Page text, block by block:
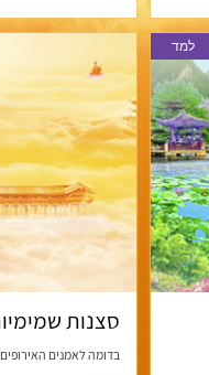
למד
סצנות
בדומה לאמנים